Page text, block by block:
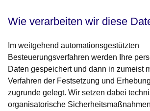
Wie verarbeiten wir diese
Im weitgehend automationsgestützten
Besteuerungsverfahren werden Ihre
Daten gespeichert und dann in zumeist
Verfahren der Festsetzung und
zugrunde gelegt. Wir setzen dabei
organisatorische Sicherheitsmaßnahmen